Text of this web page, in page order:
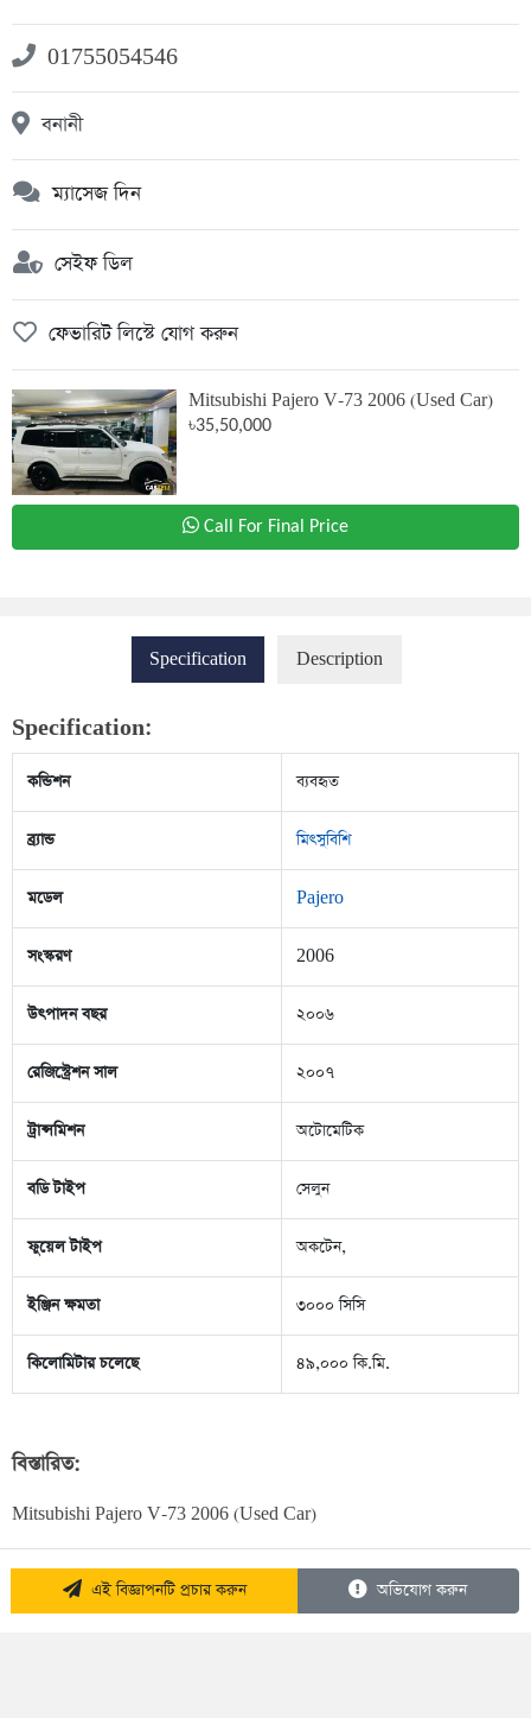
01755054546
বনানী
ম্যাসেজ দিন
সেইফ ডিল
ফেভারিট লিস্টে যোগ করুন
Mitsubishi Pajero V-73 2006 (Used Car)
৳35,50,000
Call For Final Price
Specification Description
Specification:
কন্ডিশন ব্যবহৃত
ব্র্যান্ড মিৎসুবিশি
মডেল Pajero
সংস্করণ 2006
উৎপাদন বছর ২০০৬
রেজিস্ট্রেশন সাল ২০০৭
ট্রান্সমিশন অটোমেটিক
বডি টাইপ সেলুন
ফুয়েল টাইপ অকটেন,
ইঞ্জিন ক্ষমতা ৩০০০ সিসি
কিলোমিটার চলেছে ৪৯,০০০ কি.মি.
বিস্তারিত:
Mitsubishi Pajero V-73 2006 (Used Car)
এই বিজ্ঞাপনটি প্রচার করুন অভিযোগ করুন